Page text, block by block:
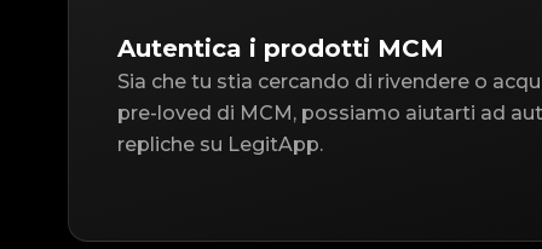
Autentica i prodotti MCM
Sia che tu stia cercando di rivendere o
pre-loved di MCM, possiamo aiutarti ad
repliche su LegitApp.